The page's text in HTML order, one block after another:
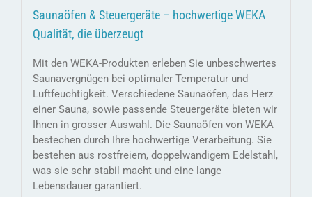
Saunaöfen & Steuergeräte – hochwertige WEKA
Qualität, die überzeugt
Mit den WEKA-Produkten erleben Sie unbeschwertes
Saunavergnügen bei optimaler Temperatur und
Luftfeuchtigkeit. Verschiedene Saunaöfen, das Herz
einer Sauna, sowie passende Steuergeräte bieten wir
Ihnen in grosser Auswahl. Die Saunaöfen von WEKA
bestechen durch Ihre hochwertige Verarbeitung. Sie
bestehen aus rostfreiem, doppelwandigem Edelstahl,
was sie sehr stabil macht und eine lange
Lebensdauer garantiert.